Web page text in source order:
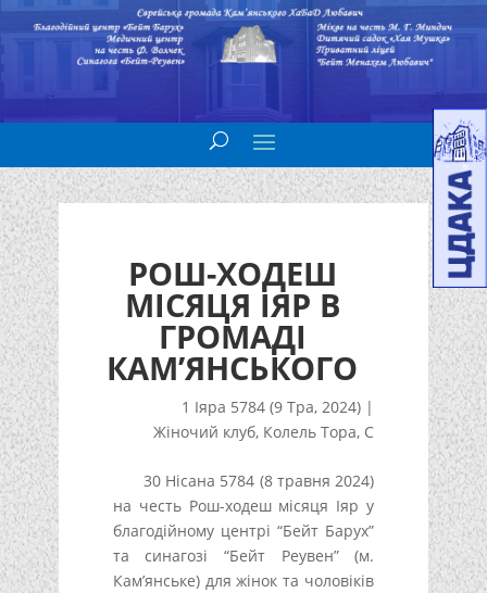
РОШ-ХОДЕШ
МІСЯЦЯ ІЯР В
ГРОМАДІ
КАМ’ЯНСЬКОГО
1 Іяра 5784 (9 Тра, 2024) |
Жіночий клуб, Колель Тора, С
30 Нісана 5784 (8 травня 2024)
на честь Рош-ходеш місяця Іяр у
благодійному центрі “Бейт Барух”
та синагозі “Бейт Реувен” (м.
Кам’янське) для жінок та чоловіків